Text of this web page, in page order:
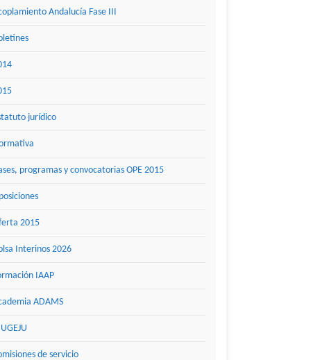
Andalucía Fase III
jurídico
programas y convocatorias OPE 2015
2015
Interinos 2026
IAAP
ADAMS
de servicio